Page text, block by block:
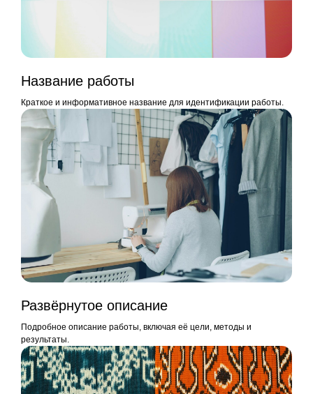
Название работы
Краткое и информативное название для идентификации работы.
Развёрнутое описание
Подробное описание работы, включая её цели, методы и
результаты.